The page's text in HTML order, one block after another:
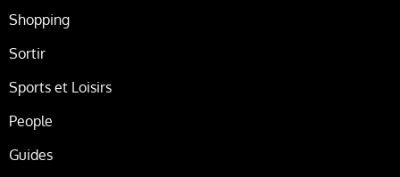
Shopping
Sortir
Sports et Loisirs
People
Guides